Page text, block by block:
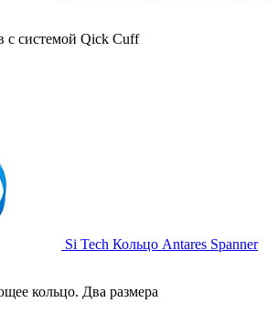
с системой Qick Cuff
Si Tech Кольцо Antares Spanner
кольцо. Два размера